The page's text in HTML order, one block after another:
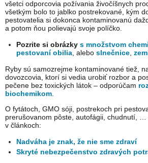
všetci odporcovia požívania živočíšnych
všetkým bolo to jablko postrekované, kým
pestovatelia si dokonca kontaminovanú
a potom ňou polievajú svoje políčko.
Pozrite si obrázkys množstvom
pestovaní obilia , aleboslnečnice ,
Ryby sú samozrejme kontaminované tiež,
dovozcovia, ktorí si vedia urobiť rozbor a
pečene bez toxických látok – odporúčam
biochemikom
O fytátoch, GMO sóji, postrekoch pri
prerušovanom pôste, autofágii, chudnutí,
v článkoch:
Nadváha je znak, že nie sme zdraví
Skryté nebezpečenstvo zdravých